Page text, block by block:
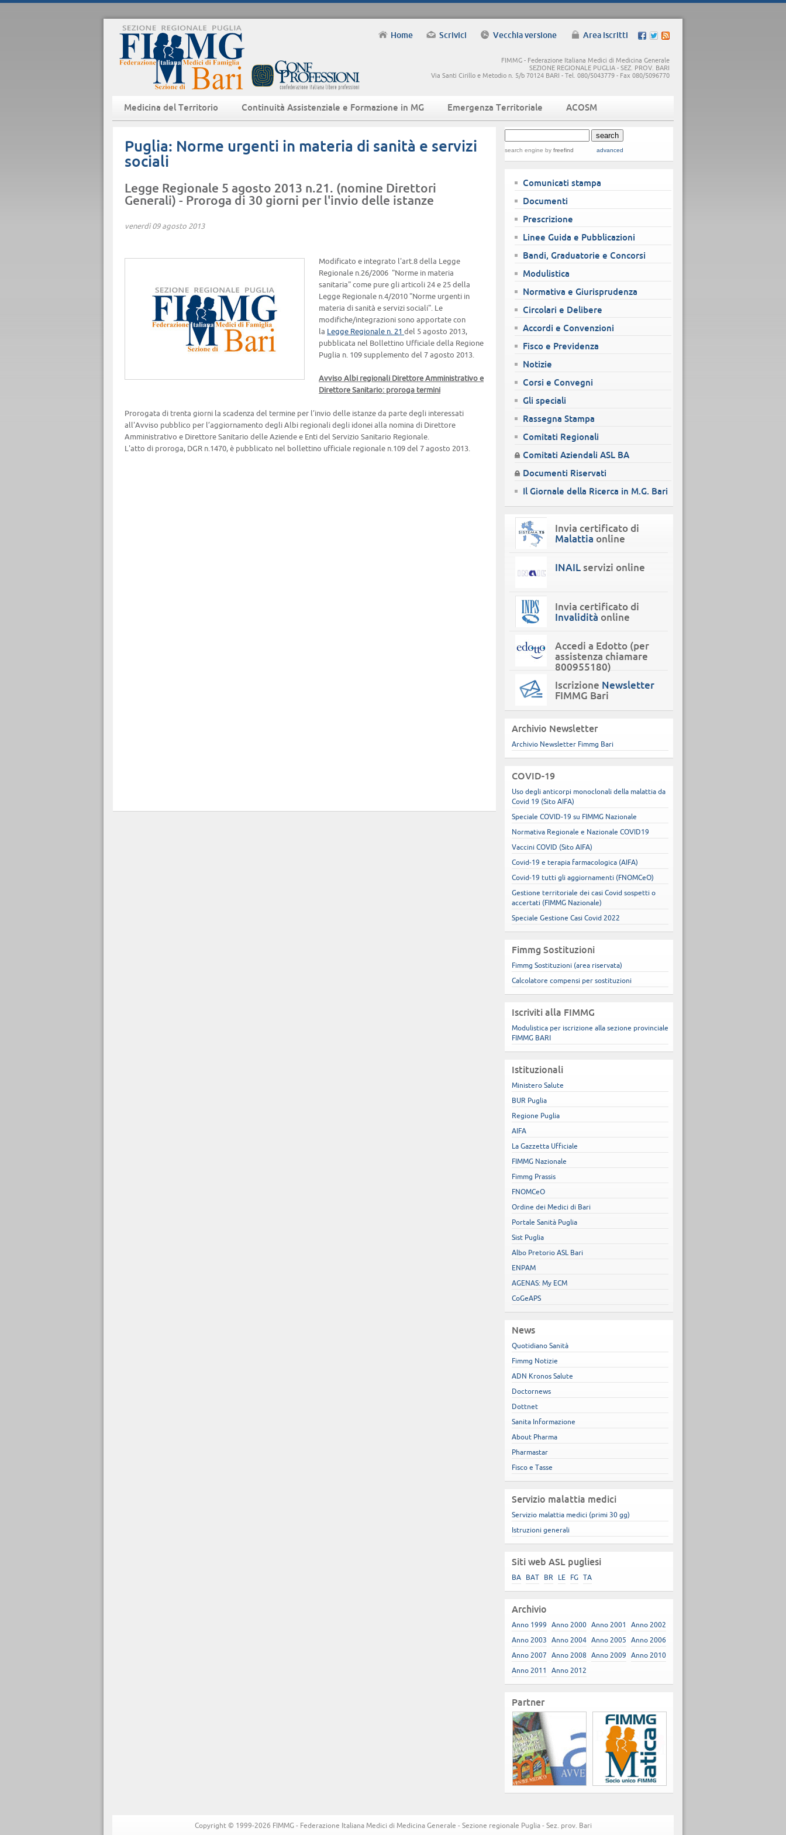
Home Scrivici Vecchia versione Area iscritti
Medicina del Territorio Continuità Assistenziale e Formazione in MG Emergenza Territoriale ACOSM
FIMMG - Federazione Italiana Medici di Medicina Generale
SEZIONE REGIONALE PUGLIA - SEZ. PROV. BARI
Via Santi Cirillo e Metodio n. 5/b 70124 BARI - Tel. 080/5043779 - Fax 080/5096770
search engine by freefind advanced
Comunicati stampa
Documenti
Prescrizione
Linee Guida e Pubblicazioni
Bandi, Graduatorie e Concorsi
Modulistica
Normativa e Giurisprudenza
Circolari e Delibere
Accordi e Convenzioni
Fisco e Previdenza
Notizie
Corsi e Convegni
Gli speciali
Rassegna Stampa
Comitati Regionali
Comitati Aziendali ASL BA
Documenti Riservati
Il Giornale della Ricerca in M.G. Bari
Invia certificato di
Malattia online
INAIL servizi online
Invia certificato di
Invalidità online
Accedi a Edotto (per
assistenza chiamare
800955180)
Iscrizione Newsletter
FIMMG Bari
Archivio Newsletter
Archivio Newsletter Fimmg Bari
COVID-19
Uso degli anticorpi monoclonali della malattia da
Covid 19 (Sito AIFA)
Speciale COVID-19 su FIMMG Nazionale
Normativa Regionale e Nazionale COVID19
Vaccini COVID (Sito AIFA)
Covid-19 e terapia farmacologica (AIFA)
Covid-19 tutti gli aggiornamenti (FNOMCeO)
Gestione territoriale dei casi Covid sospetti o
accertati (FIMMG Nazionale)
Speciale Gestione Casi Covid 2022
Fimmg Sostituzioni
Fimmg Sostituzioni (area riservata)
Calcolatore compensi per sostituzioni
Iscriviti alla FIMMG
Modulistica per iscrizione alla sezione provinciale
FIMMG BARI
Istituzionali
Ministero Salute
BUR Puglia
Regione Puglia
AIFA
La Gazzetta Ufficiale
FIMMG Nazionale
Fimmg Prassis
FNOMCeO
Ordine dei Medici di Bari
Portale Sanità Puglia
Sist Puglia
Albo Pretorio ASL Bari
ENPAM
AGENAS: My ECM
CoGeAPS
News
Quotidiano Sanità
Fimmg Notizie
ADN Kronos Salute
Doctornews
Dottnet
Sanita Informazione
About Pharma
Pharmastar
Fisco e Tasse
Servizio malattia medici
Servizio malattia medici (primi 30 gg)
Istruzioni generali
Siti web ASL pugliesi
BA BAT BR LE FG TA
Archivio
Anno 1999 Anno 2000 Anno 2001
Anno 2002
Anno 2003
Anno 2004 Anno 2005
Anno 2006
Anno 2007
Anno 2008 Anno 2009
Anno 2010
Anno 2011
Anno 2012
Partner
Puglia: Norme urgenti in materia di sanità e servizi
sociali
Legge Regionale 5 agosto 2013 n.21. (nomine Direttori
Generali) - Proroga di 30 giorni per l'invio delle istanze
venerdì 09 agosto 2013
Modificato e integrato l'art.8 della Legge
Regionale n.26/2006 "Norme in materia
sanitaria" come pure gli articoli 24 e 25 della
Legge Regionale n.4/2010 "Norme urgenti in
materia di sanità e servizi sociali". Le
modifiche/integrazioni sono apportate con
la Legge Regionale n. 21 del 5 agosto 2013,
pubblicata nel Bollettino Ufficiale della Regione
Puglia n. 109 supplemento del 7 agosto 2013.
Avviso Albi regionali Direttore Amministrativo e
Direttore Sanitario: proroga termini
Prorogata di trenta giorni la scadenza del termine per l’invio delle istanze da parte degli interessati
all'Avviso pubblico per l’aggiornamento degli Albi regionali degli idonei alla nomina di Direttore
Amministrativo e Direttore Sanitario delle Aziende e Enti del Servizio Sanitario Regionale.
L'atto di proroga, DGR n.1470, è pubblicato nel bollettino ufficiale regionale n.109 del 7 agosto 2013.
Copyright © 1999-2026 FIMMG - Federazione Italiana Medici di Medicina Generale - Sezione regionale Puglia - Sez. prov. Bari